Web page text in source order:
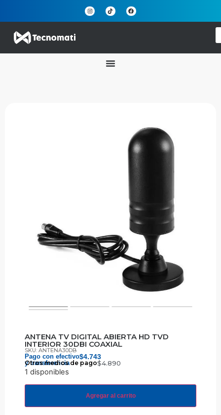
ANTENA TV DIGITAL ABIERTA HD TVD
INTERIOR 30DBI COAXIAL
SKU: ANTENA30DB
Pago con efectivo
y transferencia
$4.743
Otros medios de pago$4.890
1 disponibles
Agregar al carrito